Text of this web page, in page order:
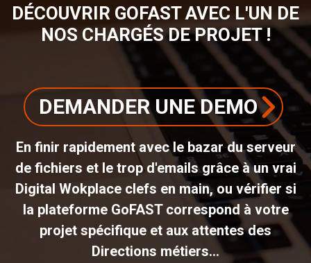
DÉCOUVRIR GOFAST AVEC L'UN DE
NOS CHARGÉS DE PROJET !
DEMANDER UNE DEMO
En finir rapidement avec le bazar du serveur
de fichiers et le trop d'emails grâce à un vrai
Digital Wokplace clefs en main, ou vérifier si
la plateforme GoFAST correspond à votre
projet spécifique et aux attentes des
Directions métiers...